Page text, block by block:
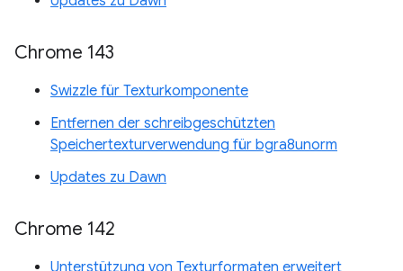
Chrome 143
Swizzle für Texturkomponente
Entfernen der schreibgeschützten
Speichertexturverwendung für bgra8unorm
Updates zu Dawn
Chrome 142
Unterstützung von Texturformaten erweitert